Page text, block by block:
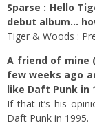
Sparse : Hello
debut album…
Tiger & Woods :
A friend of mine
few weeks ago
like Daft Punk in
If that it’s his
Daft Punk in 1995.